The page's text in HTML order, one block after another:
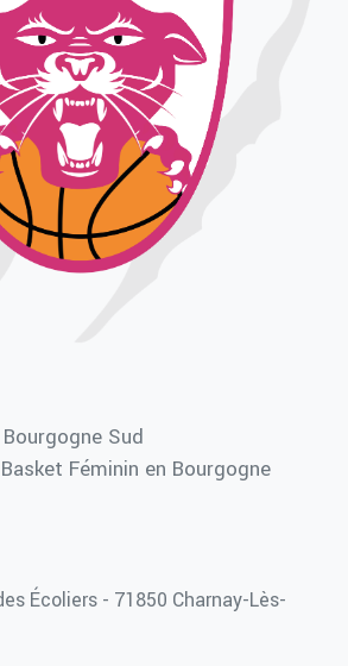
Bourgogne Sud
Féminin en Bourgogne
Écoliers - 71850 Charnay-Lès-